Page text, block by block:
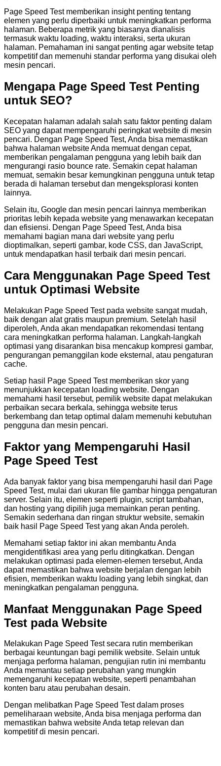
Page Speed Test memberikan insight penting tentang
elemen yang perlu diperbaiki untuk meningkatkan performa
halaman. Beberapa metrik yang biasanya dianalisis
termasuk waktu loading, waktu interaksi, serta ukuran
halaman. Pemahaman ini sangat penting agar website tetap
kompetitif dan memenuhi standar performa yang disukai oleh
mesin pencari.
Mengapa Page Speed Test Penting
untuk SEO?
Kecepatan halaman adalah salah satu faktor penting dalam
SEO yang dapat mempengaruhi peringkat website di mesin
pencari. Dengan Page Speed Test, Anda bisa memastikan
bahwa halaman website Anda memuat dengan cepat,
memberikan pengalaman pengguna yang lebih baik dan
mengurangi rasio bounce rate. Semakin cepat halaman
memuat, semakin besar kemungkinan pengguna untuk tetap
berada di halaman tersebut dan mengeksplorasi konten
lainnya.
Selain itu, Google dan mesin pencari lainnya memberikan
prioritas lebih kepada website yang menawarkan kecepatan
dan efisiensi. Dengan Page Speed Test, Anda bisa
memahami bagian mana dari website yang perlu
dioptimalkan, seperti gambar, kode CSS, dan JavaScript,
untuk mendapatkan hasil terbaik dari mesin pencari.
Cara Menggunakan Page Speed Test
untuk Optimasi Website
Melakukan Page Speed Test pada website sangat mudah,
baik dengan alat gratis maupun premium. Setelah hasil
diperoleh, Anda akan mendapatkan rekomendasi tentang
cara meningkatkan performa halaman. Langkah-langkah
optimasi yang disarankan bisa mencakup kompresi gambar,
pengurangan pemanggilan kode eksternal, atau pengaturan
cache.
Setiap hasil Page Speed Test memberikan skor yang
menunjukkan kecepatan loading website. Dengan
memahami hasil tersebut, pemilik website dapat melakukan
perbaikan secara berkala, sehingga website terus
berkembang dan tetap optimal dalam memenuhi kebutuhan
pengguna dan mesin pencari.
Faktor yang Mempengaruhi Hasil
Page Speed Test
Ada banyak faktor yang bisa mempengaruhi hasil dari Page
Speed Test, mulai dari ukuran file gambar hingga pengaturan
server. Selain itu, elemen seperti plugin, script tambahan,
dan hosting yang dipilih juga memainkan peran penting.
Semakin sederhana dan ringan struktur website, semakin
baik hasil Page Speed Test yang akan Anda peroleh.
Memahami setiap faktor ini akan membantu Anda
mengidentifikasi area yang perlu ditingkatkan. Dengan
melakukan optimasi pada elemen-elemen tersebut, Anda
dapat memastikan bahwa website berjalan dengan lebih
efisien, memberikan waktu loading yang lebih singkat, dan
meningkatkan pengalaman pengguna.
Manfaat Menggunakan Page Speed
Test pada Website
Melakukan Page Speed Test secara rutin memberikan
berbagai keuntungan bagi pemilik website. Selain untuk
menjaga performa halaman, pengujian rutin ini membantu
Anda memantau setiap perubahan yang mungkin
memengaruhi kecepatan website, seperti penambahan
konten baru atau perubahan desain.
Dengan melibatkan Page Speed Test dalam proses
pemeliharaan website, Anda bisa menjaga performa dan
memastikan bahwa website Anda tetap relevan dan
kompetitif di mesin pencari.